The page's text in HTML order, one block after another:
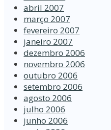
abril 2007
março 2007
fevereiro 2007
janeiro 2007
dezembro 2006
novembro 2006
outubro 2006
setembro 2006
agosto 2006
julho 2006
junho 2006